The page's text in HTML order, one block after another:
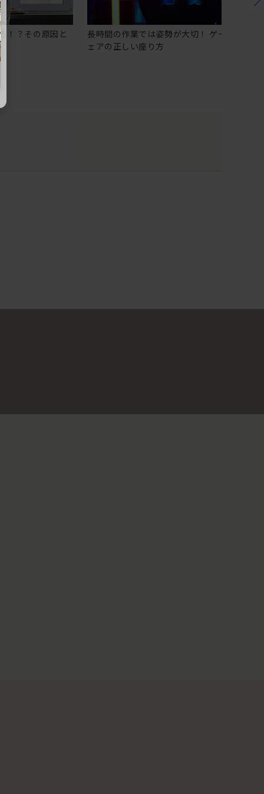
！？その原因と
長時間の作業では姿勢が大切！ ゲーミングチ
ェアの正しい座り方